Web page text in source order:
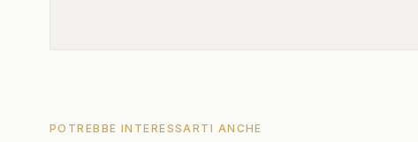
POTREBBE INTERESSARTI ANCHE